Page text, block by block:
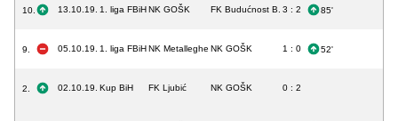
10. 13.10.19. 1. liga FBiHNK GOŠK FK Budućnost B. 3 : 2 85'
9. 05.10.19. 1. liga FBiHNK Metalleghe NK GOŠK 1 : 0 52'
2. 02.10.19. Kup BiH FK Ljubić NK GOŠK 0 : 2